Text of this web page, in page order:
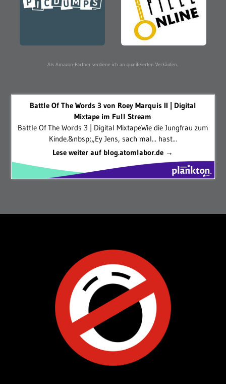
Als Amazon-Partner verdiene ich an qualifizierten Verkäufen.
Battle Of The Words 3 von Roey Marquis II | Digital
Mixtape im Full Stream
Battle Of The Words 3 | Digital MixtapeWie die Jungfrau zum
Kinde.&nbsp;„Ey Jens, sach mal... hast...
Lese weiter auf blog.atomlabor.de →